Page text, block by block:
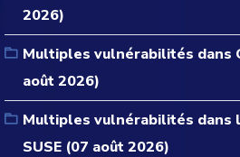
2026)
Multiples vulnérabilités dans
août 2026)
Multiples vulnérabilités dans
SUSE (07 août 2026)